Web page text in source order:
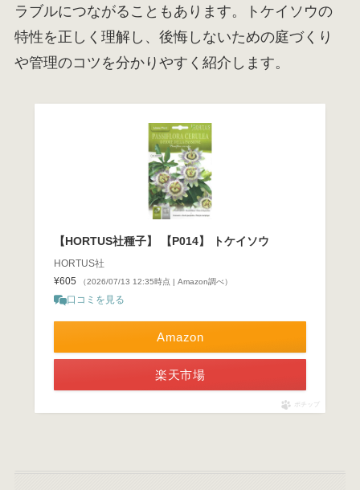
ラブルにつながることもあります。トケイソウの
特性を正しく理解し、後悔しないための庭づくり
や管理のコツを分かりやすく紹介します。
【HORTUS社種子】 【P014】 トケイソウ
HORTUS社
¥605
（2026/07/13 12:35時点 | Amazon調べ）
口コミを見る
Amazon
楽天市場
ポチップ